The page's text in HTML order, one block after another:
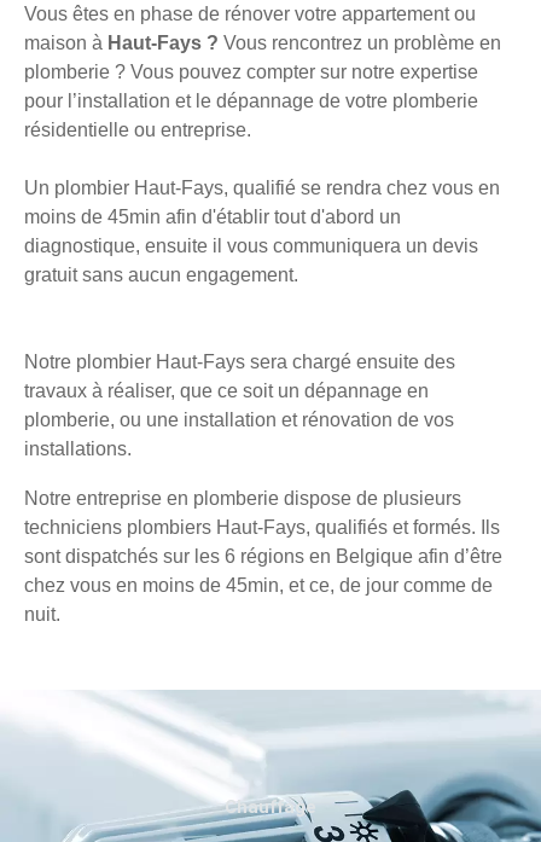
Vous êtes en phase de rénover votre appartement ou
maison à Haut-Fays ? Vous rencontrez un problème en
plomberie ? Vous pouvez compter sur notre expertise
pour l’installation et le dépannage de votre plomberie
résidentielle ou entreprise.
Un plombier Haut-Fays, qualifié se rendra chez vous en
moins de 45min afin d'établir tout d'abord un
diagnostique, ensuite il vous communiquera un devis
gratuit sans aucun engagement.
Notre plombier Haut-Fays sera chargé ensuite des
travaux à réaliser, que ce soit un dépannage en
plomberie, ou une installation et rénovation de vos
installations.
Notre entreprise en plomberie dispose de plusieurs
techniciens plombiers Haut-Fays, qualifiés et formés. Ils
sont dispatchés sur les 6 régions en Belgique afin d’être
chez vous en moins de 45min, et ce, de jour comme de
nuit.
Chauffage